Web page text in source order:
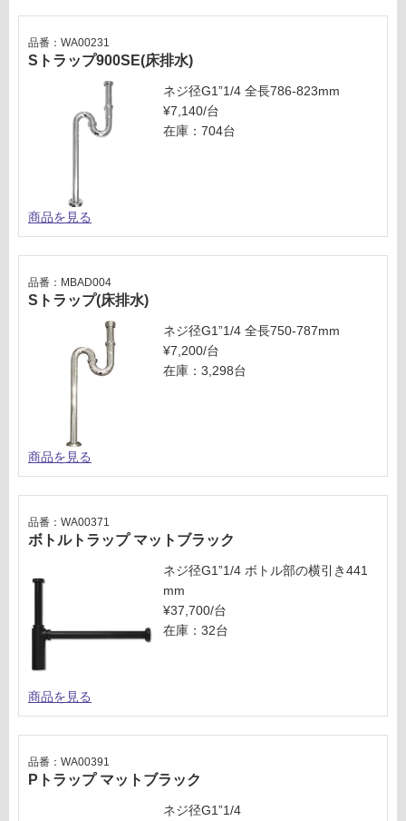
Sトラップ900SE(床排水)
品番：WA00231
ネジ径G1”1/4 全長786-823mm
¥7,140/台
在庫：704台
商品を見る
Sトラップ(床排水)
品番：MBAD004
ネジ径G1”1/4 全長750-787mm
¥7,200/台
在庫：3,298台
商品を見る
ボトルトラップ マットブラック
品番：WA00371
ネジ径G1”1/4 ボトル部の横引き441
mm
¥37,700/台
在庫：32台
商品を見る
Pトラップ マットブラック
品番：WA00391
ネジ径G1”1/4